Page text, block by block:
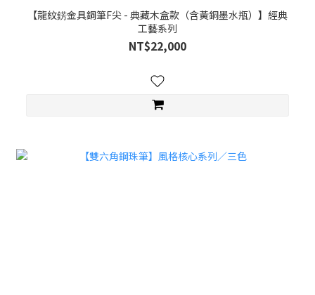
【龍紋錺金具鋼筆F尖 - 典藏木盒款（含黃銅墨水瓶）】經典
工藝系列
NT$22,000